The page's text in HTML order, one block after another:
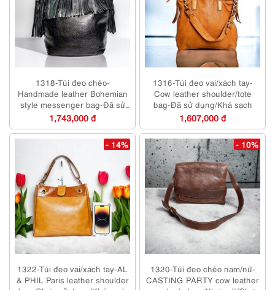
1318-Túi đeo chéo-
Handmade leather Bohemian
style messenger bag-Đã sử
dụng/Khá sạch
1,743,000 đ
1316-Túi đeo vai/xách tay-
Cow leather shoulder/tote
bag-Đã sử dụng/Khá sạch
1,607,000 đ
- 14%
1322-Túi đeo vai/xách tay-AL
& PHIL Paris leather shoulder
- 10%
1320-Túi đeo chéo nam/nữ-
CASTING PARTY cow leather